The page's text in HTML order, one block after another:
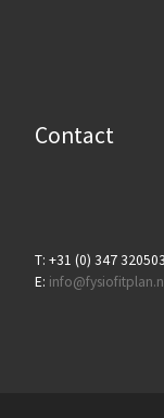
Contact
T: +31 (0) 347 320503
E: